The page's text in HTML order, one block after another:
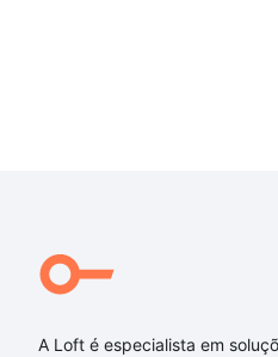
A Loft é especialista em